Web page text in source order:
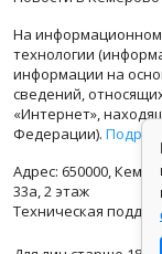
На
технологии
информации на
сведений,
«Интернет»,
Федерации).
Адрес: 650000,
33а, 2 этаж
Техническая